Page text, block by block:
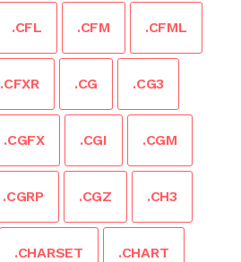
.CFL .CFM .CFML
.CFXR .CG .CG3
.CGFX .CGI .CGM
.CGRP .CGZ .CH3
.CHARSET .CHART